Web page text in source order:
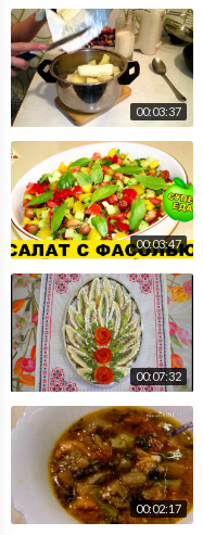
00:03:37
00:03:47
00:07:32
00:02:17